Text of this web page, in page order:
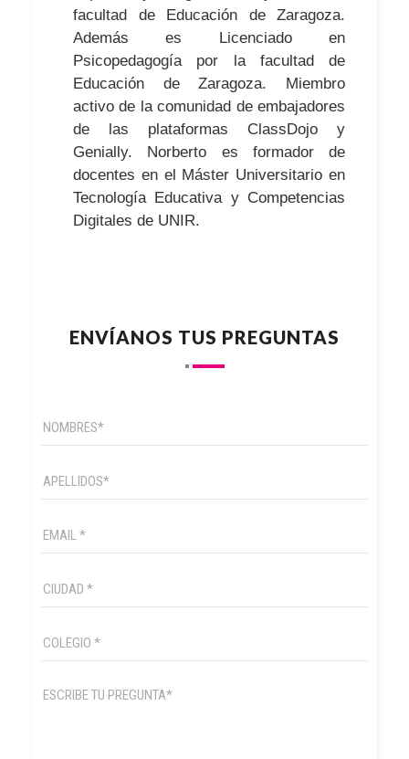
facultad de Educación de Zaragoza.
Además es Licenciado en
Psicopedagogía por la facultad de
Educación de Zaragoza. Miembro
activo de la comunidad de embajadores
de las plataformas ClassDojo y
Genially. Norberto es formador de
docentes en el Máster Universitario en
Tecnología Educativa y Competencias
Digitales de UNIR.
ENVÍANOS TUS PREGUNTAS